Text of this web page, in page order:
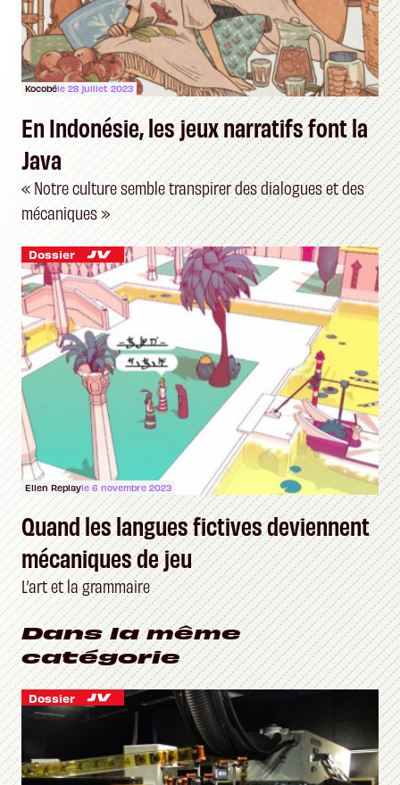
Kocobéle 28 juillet 2023
En Indonésie, les jeux narratifs font la
Java
« Notre culture semble transpirer des dialogues et des
mécaniques »
Dossier
Ellen Replayle 6 novembre 2023
Quand les langues fictives deviennent
mécaniques de jeu
L’art et la grammaire
Dans la même
catégorie
Dossier